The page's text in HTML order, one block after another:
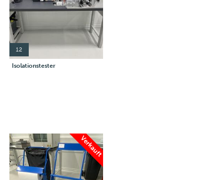
12
Isolationstester
Verkauft